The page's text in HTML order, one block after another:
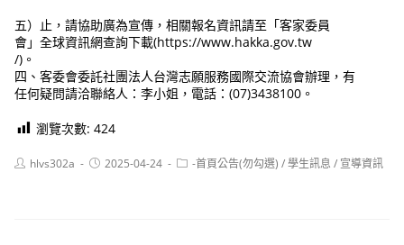
五）止，請協助廣為宣傳，相關報名資訊請至「客家委員
會」全球資訊網查詢下載(https://www.hakka.gov.tw
/)。
四、客委會委託社團法人台灣志願服務國際交流協會辦理，有
任何疑問請洽聯絡人：李小姐，電話：(07)3438100。
瀏覽次數: 424
Posthlvs302a
Post2025-04-24
Post-首頁公告(勿勾選) /學生訊息 / 宣導資訊